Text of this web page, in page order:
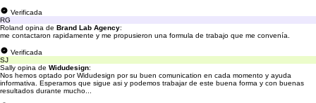
Verificada
RG
Roland opina de Brand Lab Agency:
me contactaron rapidamente y me propusieron una formula de trabajo que me convenía.
Verificada
SJ
Sally opina de Widudesign:
Nos hemos optado por Widudesign por su buen comunication en cada momento y ayuda
informativa. Esperamos que sigue asi y podemos trabajar de este buena forma y con buenas
resultados durante mucho...